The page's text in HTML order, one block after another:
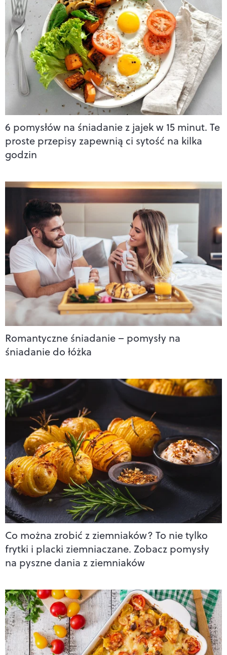
6 pomysłów na śniadanie z jajek w 15 minut. Te
proste przepisy zapewnią ci sytość na kilka
godzin
Romantyczne śniadanie – pomysły na
śniadanie do łóżka
Co można zrobić z ziemniaków? To nie tylko
frytki i placki ziemniaczane. Zobacz pomysły
na pyszne dania z ziemniaków